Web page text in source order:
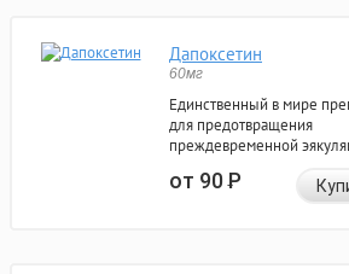
Дапоксетин
60мг
Единственный в мире
для предотвращения
преждевременной
от 90Р